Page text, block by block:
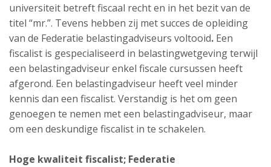
universiteit betreft fiscaal recht en in het bezit van de
titel “mr.”. Tevens hebben zij met succes de opleiding
van de Federatie belastingadviseurs voltooid. Een
fiscalist is gespecialiseerd in belastingwetgeving terwijl
een belastingadviseur enkel fiscale cursussen heeft
afgerond. Een belastingadviseur heeft veel minder
kennis dan een fiscalist. Verstandig is het om geen
genoegen te nemen met een belastingadviseur, maar
om een deskundige fiscalist in te schakelen.
Hoge kwaliteit fiscalist; Federatie